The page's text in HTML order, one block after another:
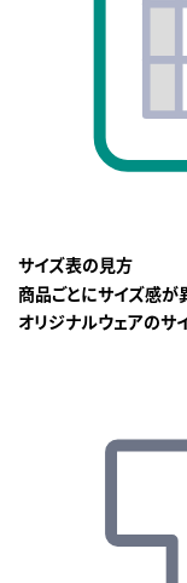
サイズ表の見方
商品ごとにサイズ感が
オリジナルウェアのサ